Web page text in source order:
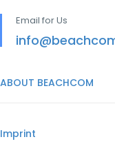
Email for Us
ABOUT BEACHCOM
Imprint